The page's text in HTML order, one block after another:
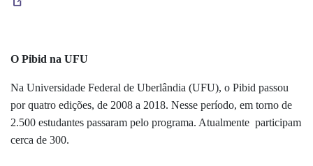
O Pibid na UFU
Na Universidade Federal de Uberlândia (UFU), o Pibid passou
por quatro edições, de 2008 a 2018. Nesse período, em torno de
2.500 estudantes passaram pelo programa. Atualmente participam
cerca de 300.